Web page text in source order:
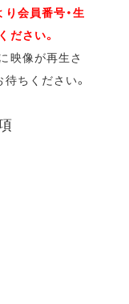
会員番号・生
ださい。
映像が再生さ
ちください。